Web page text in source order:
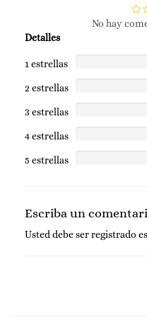
No hay
Detalles
1 estrellas
2 estrellas
3 estrellas
4 estrellas
5 estrellas
Escriba un
Usted debe serregistrado